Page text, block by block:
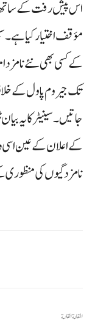
اس پیش رفت کے ساتھ
مؤقف اختیار کیا ہے۔
کے کسی بھی نئے
تک جیروم پاول کے
جاتیں۔ سینیٹر کا یہ
کے اعلان کے عین
نامزدگیوں کی
المقالة القادمة